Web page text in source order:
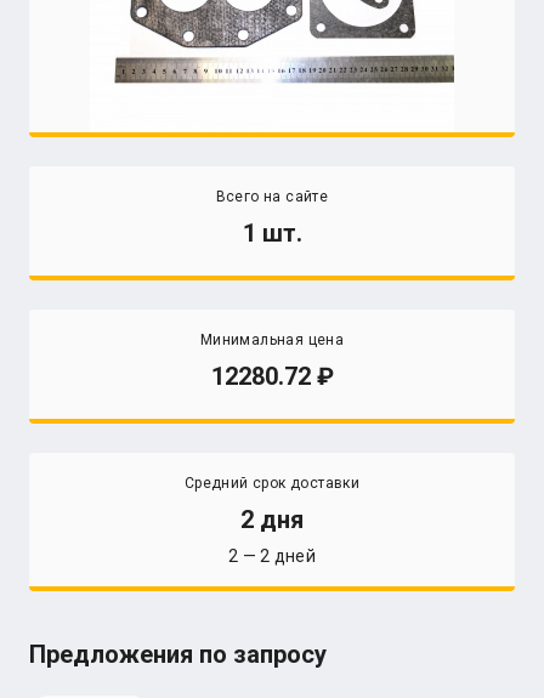
Всего на сайте
1 шт.
Минимальная цена
12280.72
Средний срок доставки
2 дня
2 — 2 дней
Предложения по запросу